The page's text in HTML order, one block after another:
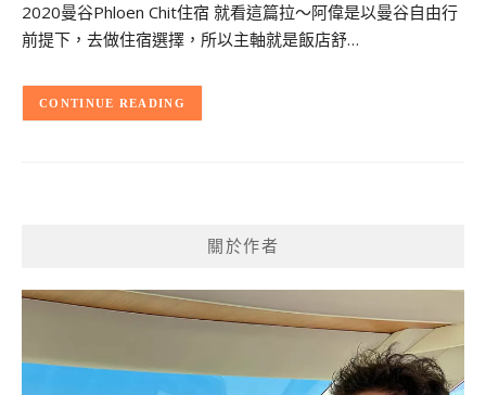
2020曼谷Phloen Chit住宿 就看這篇拉～阿偉是以曼谷自由行
前提下，去做住宿選擇，所以主軸就是飯店舒…
CONTINUE READING
關於作者